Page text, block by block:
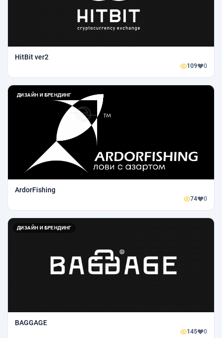
HitBit ver2
109 0
ДИЗАЙН И БРЕНДИНГ
ArdorFishing
74 0
ДИЗАЙН И БРЕНДИНГ
BAGGAGE
145 0